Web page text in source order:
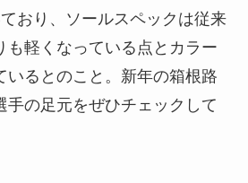
おり、ソールスペックは従来
も軽くなっている点とカラー
いるとのこと。新年の箱根路
手の足元をぜひチェックして